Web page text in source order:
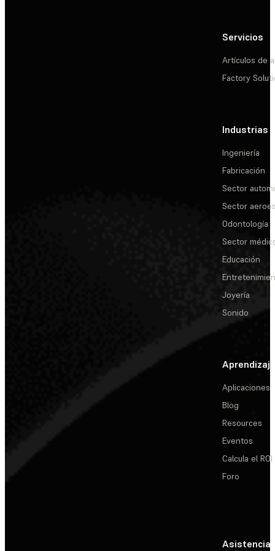
Servicios
Artículos de
Factory
Industrias
Ingeniería
Fabricación
Sector
Sector
Odontología
Sector
Educación
Joyería
Sonido
Aprendizaje
Aplicaciones
Blog
Resources
Eventos
Calcula el ROI
Foro
Asistencia